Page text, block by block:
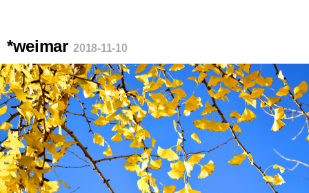
*weimar 2018-11-10